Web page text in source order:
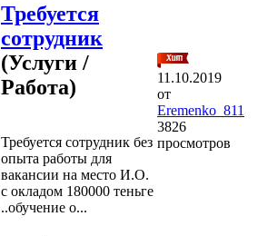
Требуется
сотрудник
(Услуги /
Работа)
Требуется сотрудник без
опыта работы для
вакансии на место И.О.
с окладом 180000 теньге
..обучение о...
11.10.2019
от
Eremenko_811
3826
просмотров